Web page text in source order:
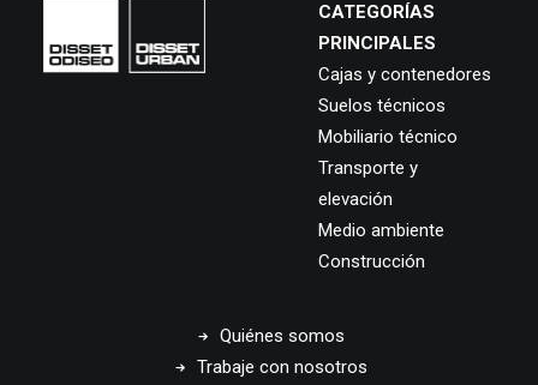
CATEGORÍAS
PRINCIPALES
Cajas y contenedores
Suelos técnicos
Mobiliario técnico
Transporte y
elevación
Medio ambiente
Construcción
Quiénes somos
Trabaje con nosotros